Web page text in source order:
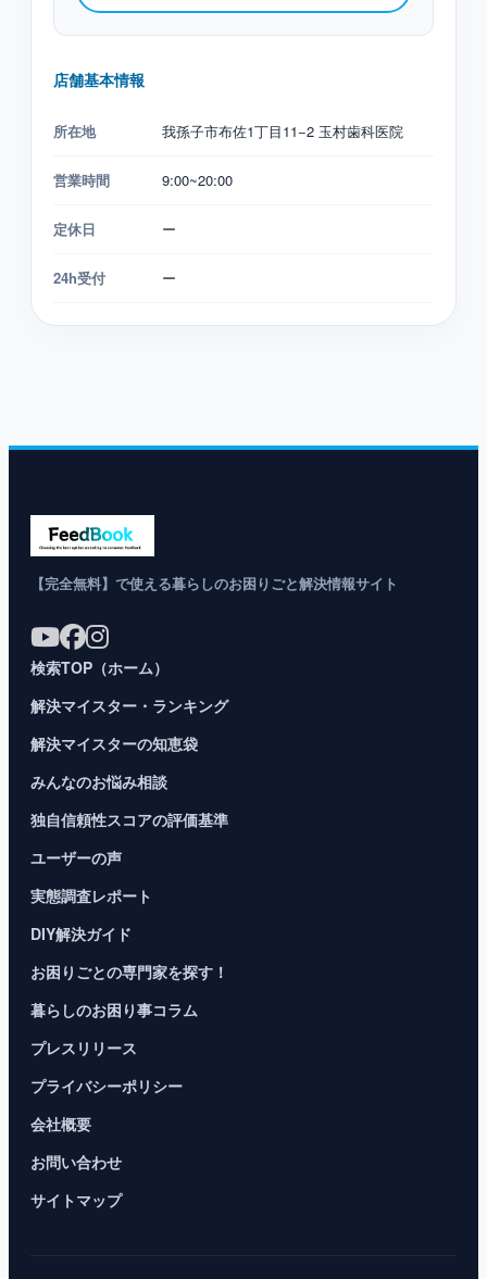
店舗基本情報
所在地 我孫子市布佐1丁目11−2 玉村歯科医院
営業時間 9:00~20:00
定休日 ー
24h受付 ー
【完全無料】で使える暮らしのお困りごと解決情報サイト
検索TOP（ホーム）
解決マイスター・ランキング
解決マイスターの知恵袋
みんなのお悩み相談
独自信頼性スコアの評価基準
ユーザーの声
実態調査レポート
DIY解決ガイド
お困りごとの専門家を探す！
暮らしのお困り事コラム
プレスリリース
プライバシーポリシー
会社概要
お問い合わせ
サイトマップ